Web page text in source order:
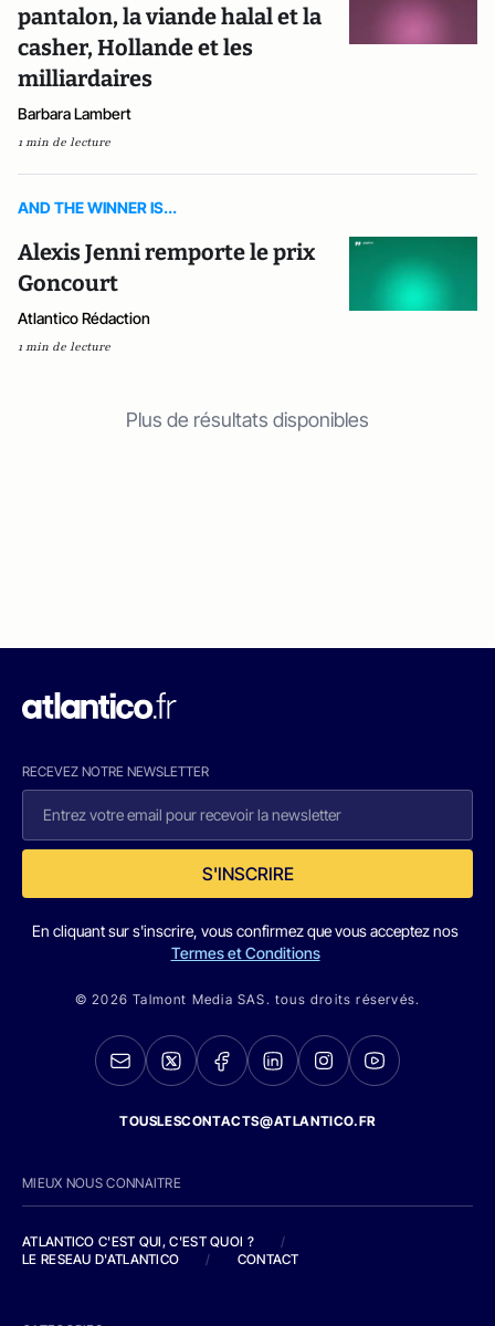
pantalon, la viande halal et la
casher, Hollande et les
milliardaires
Barbara Lambert
1 min de lecture
AND THE WINNER IS...
Alexis Jenni remporte le prix
Goncourt
Atlantico Rédaction
1 min de lecture
Plus de résultats disponibles
RECEVEZ NOTRE NEWSLETTER
S'INSCRIRE
En cliquant sur s'inscrire, vous confirmez que vous acceptez nos
Termes et Conditions
© 2026 Talmont Media SAS. tous droits réservés.
TOUSLESCONTACTS@ATLANTICO.FR
MIEUX NOUS CONNAITRE
ATLANTICO C'EST QUI, C'EST QUOI ?
/
LE RESEAU D'ATLANTICO
/ CONTACT